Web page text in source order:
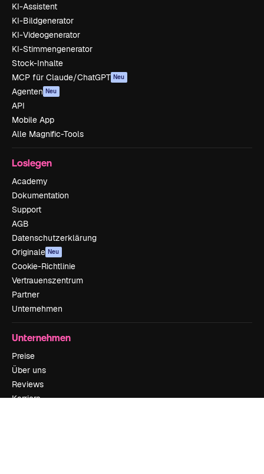
KI-Assistent
KI-Bildgenerator
KI-Videogenerator
KI-Stimmengenerator
Stock-Inhalte
MCP für Claude/ChatGPT Neu
Agenten Neu
API
Mobile App
Alle Magnific-Tools
Loslegen
Academy
Dokumentation
Support
AGB
Datenschutzerklärung
Originale Neu
Cookie-Richtlinie
Vertrauenszentrum
Partner
Unternehmen
Unternehmen
Preise
Über uns
Reviews
Karriere